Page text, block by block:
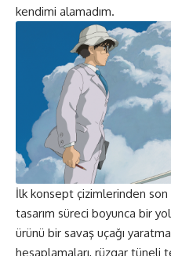
kendimi alamadım.
İlk konsept çizimlerinden
tasarım süreci boyunca bir
ürünü bir savaş uçağı
hesaplamaları, rüzgar tüneli